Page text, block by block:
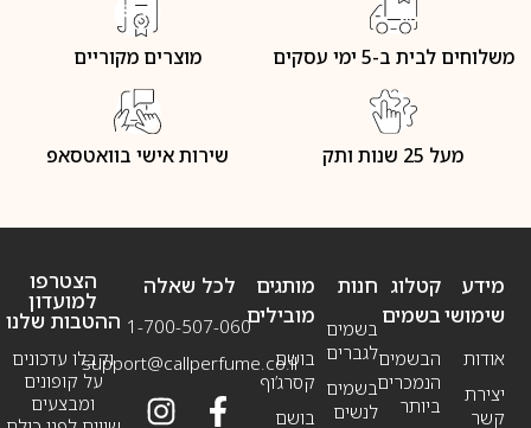
משלוחים לבית ב-5 ימי עסקים מוצרים מקוריים
מעל 25 שנות ותק שירות אישי בוואטסאפ
מידע
שימושי
אודות
יצירת
קשר
חנות
בשמים
לגברים
בשמים
לנשים
קטלוג
בשמים
הבשמים
הנמכרים
ביותר
מותגים
מובילים
בושם
קסרג’וף
בושם
לכל שאלה
1-700-507-060
support@callperfume.co.il
הצטרפו
למועדון
ההטבות שלנו
וקבלו עדכונים
על קופונים
ומבצעים